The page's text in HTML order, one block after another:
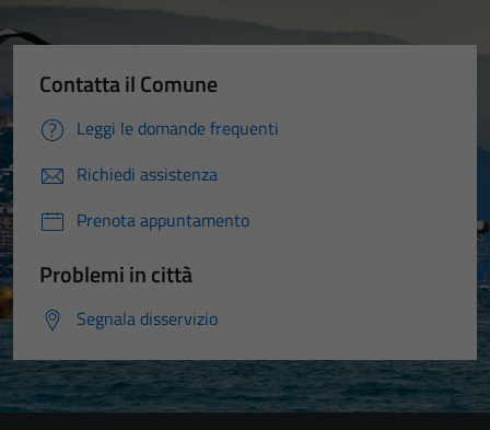
Contatta il Comune
Leggi le domande frequenti
Richiedi assistenza
Prenota appuntamento
Problemi in città
Segnala disservizio